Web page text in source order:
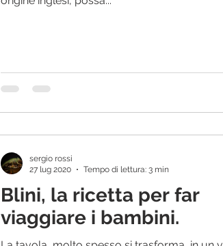
Blini, la ricetta per far
viaggiare i bambini.
sergio rossi
27 lug 2020
Tempo di lettura: 3 min